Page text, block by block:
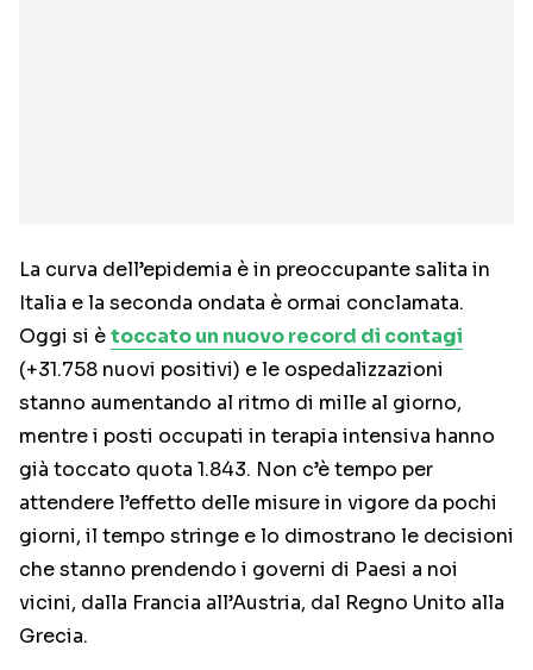
La curva dell’epidemia è in preoccupante salita in
Italia e la seconda ondata è ormai conclamata.
Oggi si ètoccato un nuovo record di contagi
(+31.758 nuovi positivi) e le ospedalizzazioni
stanno aumentando al ritmo di mille al giorno,
mentre i posti occupati in terapia intensiva hanno
già toccato quota 1.843. Non c’è tempo per
attendere l’effetto delle misure in vigore da pochi
giorni, il tempo stringe e lo dimostrano le decisioni
che stanno prendendo i governi di Paesi a noi
vicini, dalla Francia all’Austria, dal Regno Unito alla
Grecia.